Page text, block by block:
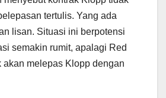
tertulis. Yang ada
lisan. Situasi ini berpotensi
semakin rumit, apalagi Red
akan melepas Klopp dengan